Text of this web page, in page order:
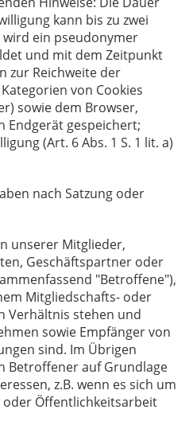
kann bis zu zwei
wird ein pseudonymer
und mit dem Zeitpunkt
zur Reichweite der
von Cookies
sowie dem Browser,
Endgerät gespeichert;
(Art. 6 Abs. 1 S. 1 lit. a)
nach Satzung oder
unserer Mitglieder,
Geschäftspartner oder
"Betroffene"),
Mitgliedschafts- oder
Verhältnis stehen und
sowie Empfänger von
sind. Im Übrigen
Betroffener auf Grundlage
z.B. wenn es sich um
Öffentlichkeitsarbeit